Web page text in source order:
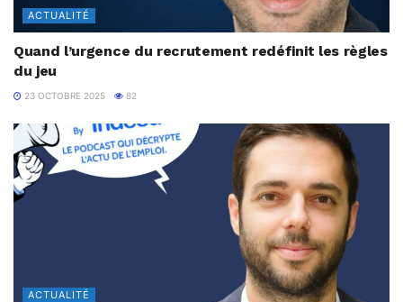
ACTUALITÉ
Quand l’urgence du recrutement redéfinit les règles
du jeu
23 OCTOBRE 2025 82
ACTUALITÉ